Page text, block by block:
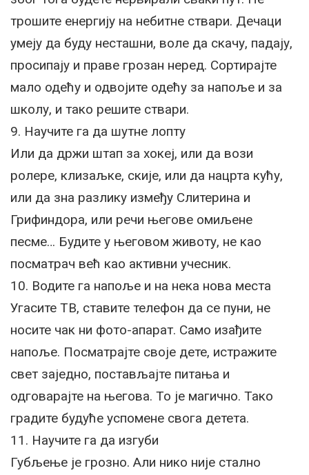
трошите енергију на небитне ствари. Дечаци
умеју да буду несташни, воле да скачу, падају,
просипају и праве грозан неред. Сортирајте
мало одећу и одвојите одећу за напоље и за
школу, и тако решите ствари.
9. Научите га да шутне лопту
Или да држи штап за хокеј, или да вози
ролере, клизаљке, скије, или да нацрта кућу,
или да зна разлику између Слитерина и
Грифиндора, или речи његове омиљене
песме… Будите у његовом животу, не као
посматрач већ као активни учесник.
10. Водите га напоље и на нека нова места
Угасите ТВ, ставите телефон да се пуни, не
носите чак ни фото-апарат. Само изађите
напоље. Посматрајте своје дете, истражите
свет заједно, постављајте питања и
одговарајте на његова. То је магично. Тако
градите будуће успомене свога детета.
11. Научите га да изгуби
Губљење је грозно. Али нико није стално